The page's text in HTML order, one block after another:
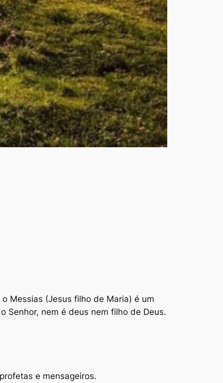
Messias (Jesus filho de Maria) é um
Senhor, nem é deus nem filho de Deus.
e mensageiros.